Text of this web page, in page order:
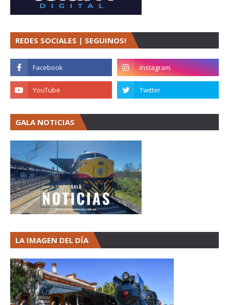
REDES SOCIALES | SEGUINOS!
GALA NOTICIAS
LA IMAGEN DEL DÍA